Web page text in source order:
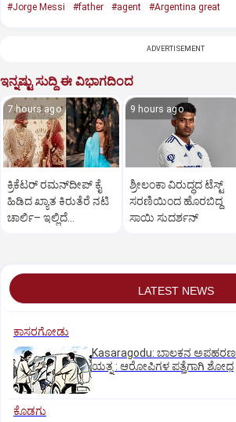
#Jorge Messi #father #agent #Argentina great
ADVERTISEMENT
ಇನ್ನಷ್ಟು ಸುದ್ದಿ ಈ ವಿಭಾಗದಿಂದ
7 hours ago
ಕ್ರಿಕೆಟರ್‌ ರಮನ್‌ದೀಪ್‌ ಕೈ
ಹಿಡಿದ ಖ್ಯಾತ ಕಿರುತೆರೆ ನಟಿ
ಚಾರ್ಲಿ– ಇಲ್ಲಿದೆ
9 hours ago
ಶ್ರೀಲಂಕಾ ವಿರುದ್ಧದ ಟೆಸ್ಟ್
ಸರಣಿಯಿಂದ ಹೊರಬಿದ್ದ
ಸಾಯಿ ಸುದರ್ಶನ್
LATEST NEWS
ಕಾಸರಗೋಡು
Kasaragodu: ಬಾಲಕನ ಅಪಹರಣ
ಯತ್ನ : ಆರೋಪಿಗಳ ಪತ್ತೆಗಾಗಿ ಶೋಧ
ಕೊಡಗು